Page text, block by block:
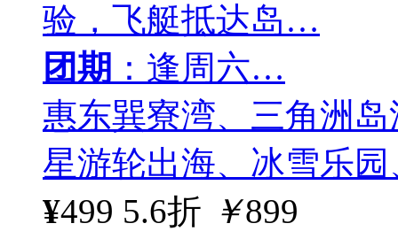
验，飞艇抵达岛…
团期 ：逢周六…
惠东巽寮湾、三角洲
星游轮出海、冰雪乐
¥499 5.6折 ￥899